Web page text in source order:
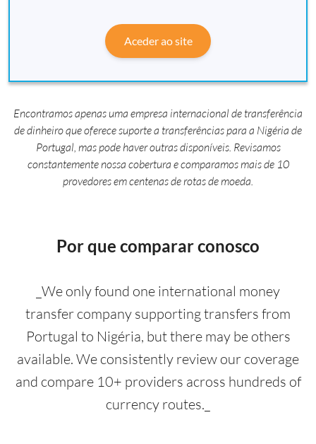
Aceder ao site
Encontramos apenas uma empresa internacional de transferência
de dinheiro que oferece suporte a transferências para a Nigéria de
Portugal, mas pode haver outras disponíveis. Revisamos
constantemente nossa cobertura e comparamos mais de 10
provedores em centenas de rotas de moeda.
Por que comparar conosco
_We only found one international money
transfer company supporting transfers from
Portugal to Nigéria, but there may be others
available. We consistently review our coverage
and compare 10+ providers across hundreds of
currency routes._